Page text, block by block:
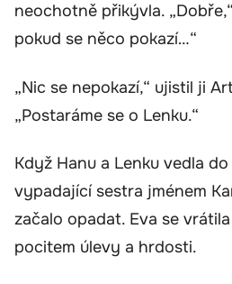
neochotně přikývla.
pokud se něco pokazí…“
„Nic se nepokazí,“ ujistil ji
„Postaráme se o Lenku.“
Když Hanu a Lenku vedla
vypadající sestra jménem
začalo opadat. Eva se
pocitem úlevy a hrdosti.